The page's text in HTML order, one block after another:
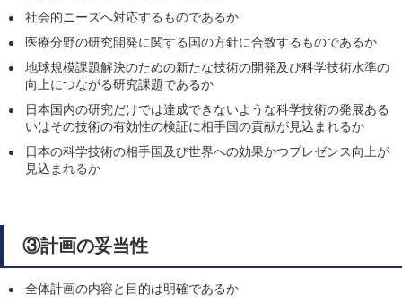
社会的ニーズへ対応するものであるか
医療分野の研究開発に関する国の方針に合致するものであるか
地球規模課題解決のための新たな技術の開発及び科学技術水準の
向上につながる研究課題であるか
日本国内の研究だけでは達成できないような科学技術の発展ある
いはその技術の有効性の検証に相手国の貢献が見込まれるか
日本の科学技術の相手国及び世界への効果かつプレゼンス向上が
見込まれるか
③計画の妥当性
全体計画の内容と目的は明確であるか